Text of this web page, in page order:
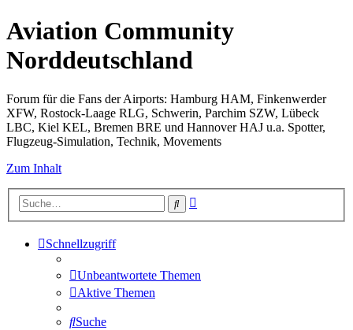
Aviation Community
Norddeutschland
Forum für die Fans der Airports: Hamburg HAM, Finkenwerder
XFW, Rostock-Laage RLG, Schwerin, Parchim SZW, Lübeck
LBC, Kiel KEL, Bremen BRE und Hannover HAJ u.a. Spotter,
Flugzeug-Simulation, Technik, Movements
Zum Inhalt
Suche
Schnellzugriff
Unbeantwortete Themen
Aktive Themen
Suche